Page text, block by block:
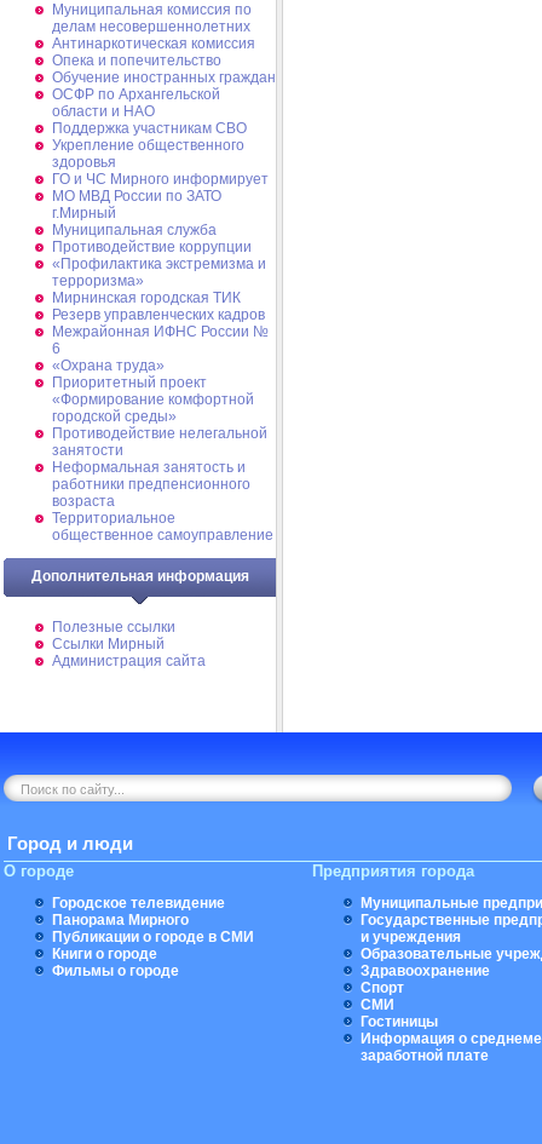
Муниципальная комиссия по
делам несовершеннолетних
Антинаркотическая комиссия
Опека и попечительство
Обучение иностранных граждан
ОСФР по Архангельской
области и НАО
Поддержка участникам СВО
Укрепление общественного
здоровья
ГО и ЧС Мирного информирует
МО МВД России по ЗАТО
г.Мирный
Муниципальная cлужба
Противодействие коррупции
«Профилактика экстремизма и
терроризма»
Мирнинская городская ТИК
Резерв управленческих кадров
Межрайонная ИФНС России №
6
«Охрана труда»
Приоритетный проект
«Формирование комфортной
городской среды»
Противодействие нелегальной
занятости
Неформальная занятость и
работники предпенсионного
возраста
Территориальное
общественное самоуправление
Дополнительная информация
Полезные ссылки
Ссылки Мирный
Администрация сайта
Город и люди
О городе
Городское телевидение
Панорама Мирного
Публикации о городе в СМИ
Книги о городе
Фильмы о городе
Предприятия города
Муниципальные
Государственные
и учреждения
Образовательные
Здравоохранение
Спорт
СМИ
Гостиницы
Информация о
заработной плате